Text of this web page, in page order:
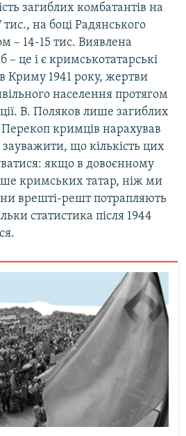
загиблих комбатантів на
на боці Радянського
– 14-15 тис. Виявлена
– це і є кримськотатарські
Криму 1941 року, жертви
населення протягом
В. Поляков лише загиблих
кримців нарахував
зауважити, що кількість цих
якщо в довоєнному
кримських татар, ніж ми
врешті-решт потрапляють
статистика після 1944